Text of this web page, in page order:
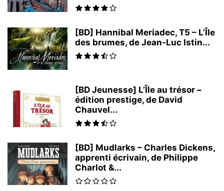
[BD] Hannibal Meriadec, T5 – L’Île
des brumes, de Jean-Luc Istin...
[BD Jeunesse] L’Île au trésor –
édition prestige, de David
Chauvel...
[BD] Mudlarks – Charles Dickens,
apprenti écrivain, de Philippe
Charlot &...